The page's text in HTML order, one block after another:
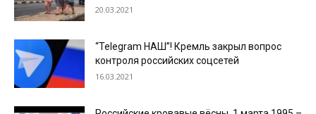
20.03.2021
“Telegram НАШ”! Кремль закрыл вопрос
контроля российских соцсетей
16.03.2021